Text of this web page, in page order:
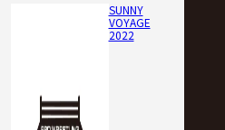
SUNNY
VOYAGE
2022